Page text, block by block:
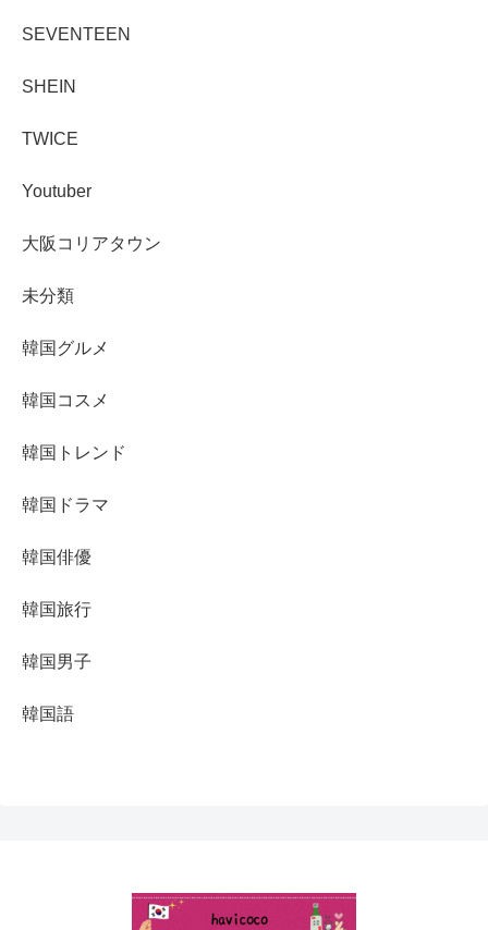
SEVENTEEN
SHEIN
TWICE
Youtuber
大阪コリアタウン
未分類
韓国グルメ
韓国コスメ
韓国トレンド
韓国ドラマ
韓国俳優
韓国旅行
韓国男子
韓国語